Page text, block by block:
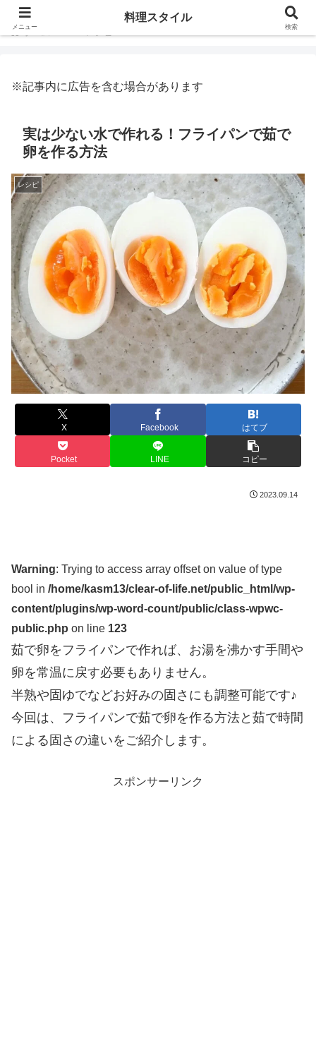
ホーム
※記事内に広告を含む場合があります
実は少ない水で作れる！フライパンで茹で
卵を作る方法
レシピ
X Facebook はてブ
Pocket LINE コピー
2023.09.14
Warning: Trying to access array offset on value of type
bool in /home/kasm13/clear-of-life.net/public_html/wp-
content/plugins/wp-word-count/public/class-wpwc-
public.php on line 123
茹で卵をフライパンで作れば、お湯を沸かす手間や
卵を常温に戻す必要もありません。
半熟や固ゆでなどお好みの固さにも調整可能です♪
今回は、フライパンで茹で卵を作る方法と茹で時間
による固さの違いをご紹介します。
スポンサーリンク
メニュー
料理スタイル
検索